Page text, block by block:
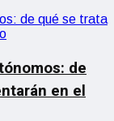
de
en el